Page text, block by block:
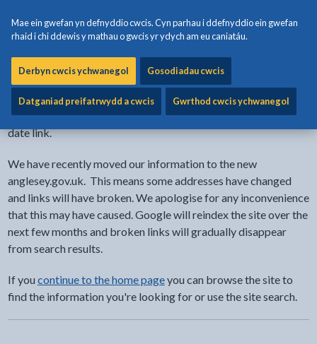
Mae ein gwefan yn defnyddio cwcis. Cyn parhau i ddefnyddio ein gwefan
rhaid i chi ddewis y mathau o gwcis yr ydych am eu caniatáu.
Derbyn cwcis ychwanegol Gosodiadau cwcis
Datganiad preifatrwydd a cwcis Gwrthod cwcis ychwanegol
wefan i ddod o hyd i'r wybodaeth rydych chi'n chwilio amdani
neu ddefnyddio'r chwiliad.
Sorry, but the page you were trying to view could not be
found.
This could be the result of a mistyped address or an out of
date link.
We have recently moved our information to the new
anglesey.gov.uk. This means some addresses have changed
and links will have broken. We apologise for any inconvenience
that this may have caused. Google will reindex the site over the
next few months and broken links will gradually disappear
from search results.
If you continue to the home pageyou can browse the site to
find the information you're looking for or use the site search.